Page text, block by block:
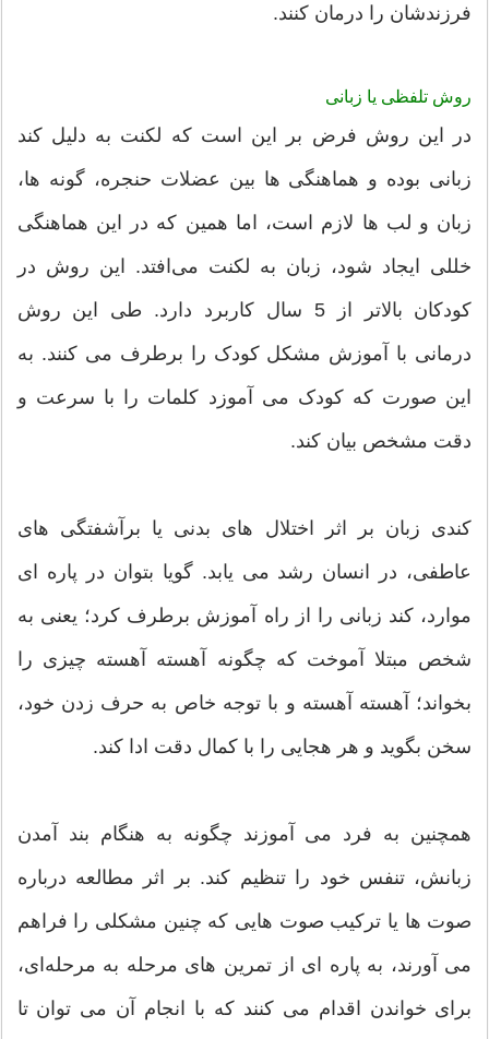
فرزندشان را درمان کنند.
روش تلفظی یا زبانی
در این روش فرض بر این است که لکنت به دلیل کند
زبانی بوده و هماهنگی ها بین عضلات حنجره، گونه ها،
زبان و لب ها لازم است، اما همین که در این هماهنگی
خللی ایجاد شود، زبان به لکنت می‌افتد. این روش در
کودکان بالاتر از 5 سال کاربرد دارد. طی این روش
درمانی با آموزش مشکل کودک را برطرف می کنند. به
این صورت که کودک می آموزد کلمات را با سرعت و
دقت مشخص بیان کند.
کندی زبان بر اثر اختلال های بدنی یا برآشفتگی های
عاطفی، در انسان رشد می یابد. گویا بتوان در پاره ای
موارد، کند زبانی را از راه آموزش برطرف کرد؛ یعنی به
شخص مبتلا آموخت که چگونه آهسته آهسته چیزی را
بخواند؛ آهسته آهسته و با توجه خاص به حرف زدن خود،
سخن بگوید و هر هجایی را با کمال دقت ادا کند.
همچنین به فرد می آموزند چگونه به هنگام بند آمدن
زبانش، تنفس خود را تنظیم کند. بر اثر مطالعه درباره
صوت ها یا ترکیب صوت هایی که چنین مشکلی را فراهم
می آورند، به پاره ای از تمرین های مرحله‌ به مرحله‌ای،
برای خواندن اقدام می کنند که با انجام آن می توان تا